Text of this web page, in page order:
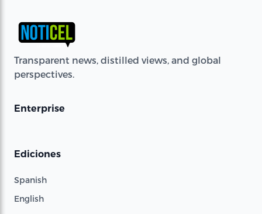
Transparent news, distilled views, and global
perspectives.
Enterprise
Ediciones
Spanish
English